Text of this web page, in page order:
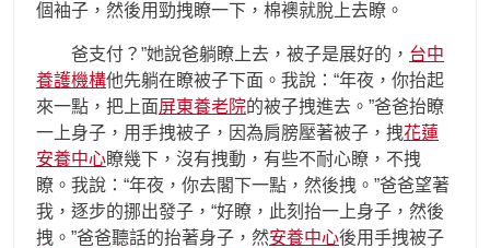
個袖子，然後用勁拽瞭一下，棉襖就脫上去瞭。
爸支付？”她說爸躺瞭上去，被子是展好的， 台中
養護機構他先躺在瞭被子下面。我說：“年夜，你抬起
來一點，把上面屏東養老院的被子拽進去。”爸爸抬瞭
一上身子，用手拽被子，因為肩膀壓著被子，拽花蓮
安養中心瞭幾下，沒有拽動，有些不耐心瞭，不拽
瞭。我說：“年夜，你去閣下一點，然後拽。”爸爸望著
我，逐步的挪出發子，“好瞭，此刻抬一上身子，然後
拽。”爸爸聽話的抬著身子，然安養中心後用手拽被子